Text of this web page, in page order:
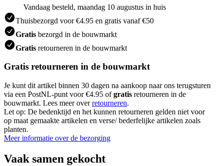
Vandaag besteld, maandag 10 augustus in huis
Thuisbezorgd voor €4.95 en gratis vanaf €50
Gratis bezorgd in de bouwmarkt
Gratis retourneren in de bouwmarkt
Gratis retourneren in de bouwmarkt
Je kunt dit artikel binnen 30 dagen na aankoop naar ons terugsturen
via een PostNL-punt voor €4.95 ofgratis retourneren in de
bouwmarkt. Lees meer overretourneren.
Let op: De bedenktijd en het kunnen retourneren gelden niet voor
op maat gemaakte artikelen en verse/ bederfelijke artikelen zoals
planten.
Meer informatie over de bezorging
Vaak samen gekocht